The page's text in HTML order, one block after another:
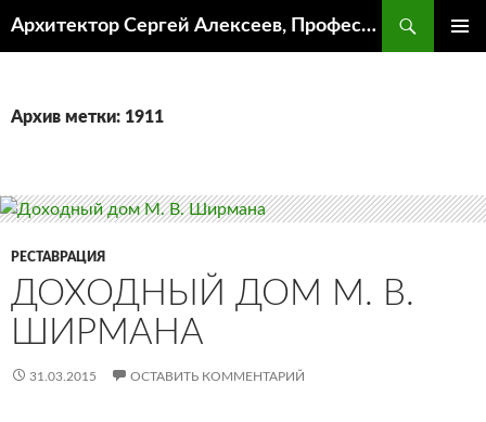
Архитектор Сергей Алексеев, Профессор кафедры ИА и АР ААИ ЮФУ
Архив метки: 1911
РЕСТАВРАЦИЯ
ДОХОДНЫЙ ДОМ М. В.
ШИРМАНА
31.03.2015 ОСТАВИТЬ КОММЕНТАРИЙ